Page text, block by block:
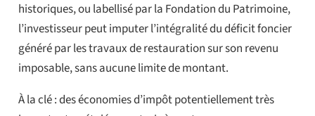
historiques, ou labellisé par la Fondation du Patrimoine,
l’investisseur peut imputer l’intégralité du déficit foncier
généré par les travaux de restauration sur son revenu
imposable, sans aucune limite de montant.
À la clé : des économies d’impôt potentiellement très